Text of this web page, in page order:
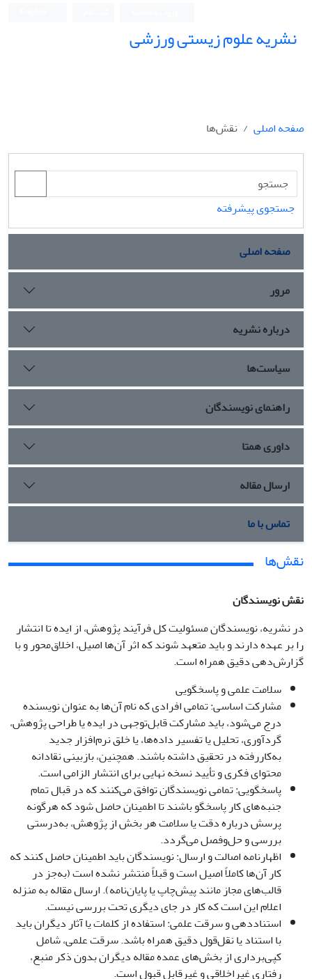
نشریه علوم زیستی ورزشی
صفحه اصلی نقش‌ها
جستجوی پیشرفته
صفحه اصلی
مرور
درباره نشریه
سیاست‌ها
راهنمای نویسندگان
داوری همتا
ارسال مقاله
تماس با ما
نقش‌ها
نقش نویسندگان
در نشریه، نویسندگان مسئولیت کل فرآیند پژوهش، از ایده تا انتشار
را بر عهده دارند و باید متعهد شوند که اثر آن‌ها اصیل، اخلاق‌محور و با
گزارش‌دهی دقیق همراه است.
سلامت علمی و پاسخگویی
مشارکت اساسی: تمامی افرادی که نام آن‌ها به عنوان نویسنده
درج می‌شود، باید مشارکت قابل‌توجهی در ایده یا طراحی پژوهش،
گردآوری، تحلیل یا تفسیر داده‌ها، یا خلق نرم‌افزار جدید
به‌کاررفته در تحقیق داشته باشند. همچنین، بازبینی نقادانه
محتوای فکری و تأیید نسخه نهایی برای انتشار الزامی است.
پاسخگویی: تمامی نویسندگان توافق می‌کنند که در قبال تمام
جنبه‌های کار پاسخگو باشند تا اطمینان حاصل شود که هرگونه
پرسش درباره دقت یا سلامت هر بخش از پژوهش، به‌درستی
بررسی و حل‌وفصل می‌گردد.
اظهارنامه اصالت و ارسال: نویسندگان باید اطمینان حاصل کنند که
کار آن‌ها کاملاً اصیل است و قبلاً منتشر نشده است (به‌جز در
قالب‌های مجاز مانند پیش‌چاپ یا پایان‌نامه). ارسال مقاله به منزله
اعلام این است که کار در جای دیگری تحت بررسی نیست.
استناددهی و سرقت علمی: استفاده از کلمات یا آثار دیگران باید
با استناد یا نقل‌قول دقیق همراه باشد. سرقت علمی، شامل
کپی‌برداری از بخش‌های عمده مقاله دیگران بدون ذکر منبع،
رفتاری غیراخلاقی و غیرقابل قبول است.